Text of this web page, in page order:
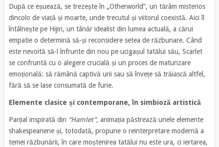
După ce eșuează, se trezește în „Otherworld”, un tărâm misterios
dincolo de viață și moarte, unde trecutul și viitorul coexistă. Aici îl
întâlnește pe Hijiri, un tânăr idealist din lumea actuală, a cărui
empatie o determină să-și reconsidere setea de răzbunare. Când
este nevoită să-l înfrunte din nou pe ucigașul tatălui său, Scarlet
se confruntă cu o alegere crucială și un proces de maturizare
emoțională: să rămână captivă urii sau să învețe să trăiască altfel,
fără să se lase consumată de furie.
Elemente clasice și contemporane, în simbioză artistică
Parțial inspirată din “Hamlet”, animația păstrează unele elemente
shakespeariene și, totodată, propune o reinterpretare modernă a
temei răzbunării, în care moștenirea tatălui nu este ura, ci iertarea,